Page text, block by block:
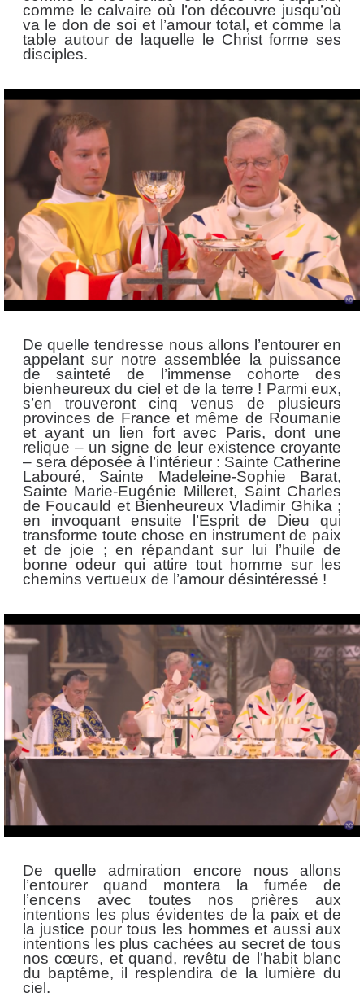
comme le calvaire où l’on découvre jusqu’où
va le don de soi et l’amour total, et comme la
table autour de laquelle le Christ forme ses
disciples.
De quelle tendresse nous allons l’entourer en
appelant sur notre assemblée la puissance
de sainteté de l’immense cohorte des
bienheureux du ciel et de la terre ! Parmi eux,
s’en trouveront cinq venus de plusieurs
provinces de France et même de Roumanie
et ayant un lien fort avec Paris, dont une
relique – un signe de leur existence croyante
– sera déposée à l’intérieur : Sainte Catherine
Labouré, Sainte Madeleine-Sophie Barat,
Sainte Marie-Eugénie Milleret, Saint Charles
de Foucauld et Bienheureux Vladimir Ghika ;
en invoquant ensuite l’Esprit de Dieu qui
transforme toute chose en instrument de paix
et de joie ; en répandant sur lui l’huile de
bonne odeur qui attire tout homme sur les
chemins vertueux de l’amour désintéressé !
De quelle admiration encore nous allons
l’entourer quand montera la fumée de
l’encens avec toutes nos prières aux
intentions les plus évidentes de la paix et de
la justice pour tous les hommes et aussi aux
intentions les plus cachées au secret de tous
nos cœurs, et quand, revêtu de l’habit blanc
du baptême, il resplendira de la lumière du
ciel.